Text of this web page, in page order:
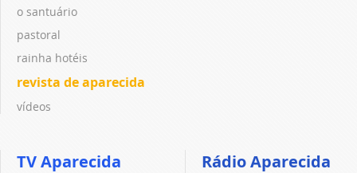
o santuário
pastoral
rainha hotéis
revista de aparecida
vídeos
TV Aparecida Rádio Aparecida